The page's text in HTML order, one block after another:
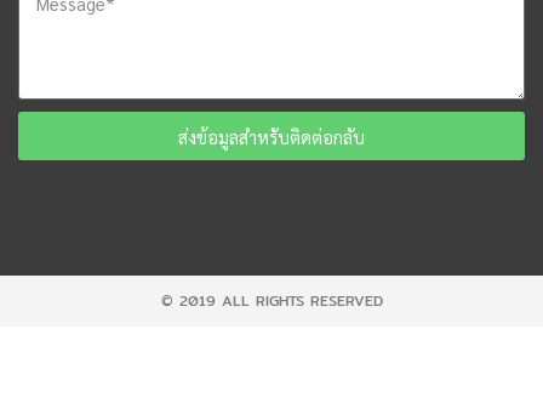
ส่งข้อมูลสำหรับติดต่อกลับ
© 2019 ALL RIGHTS RESERVED​